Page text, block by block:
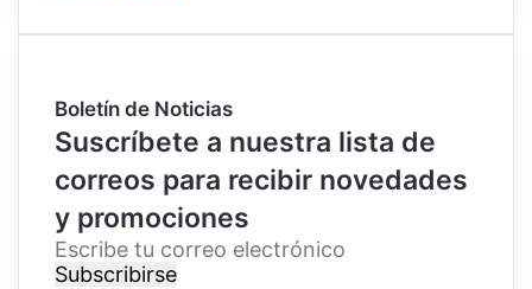
Boletín de Noticias
Suscríbete a nuestra lista de
correos para recibir novedades
y promociones
E
s